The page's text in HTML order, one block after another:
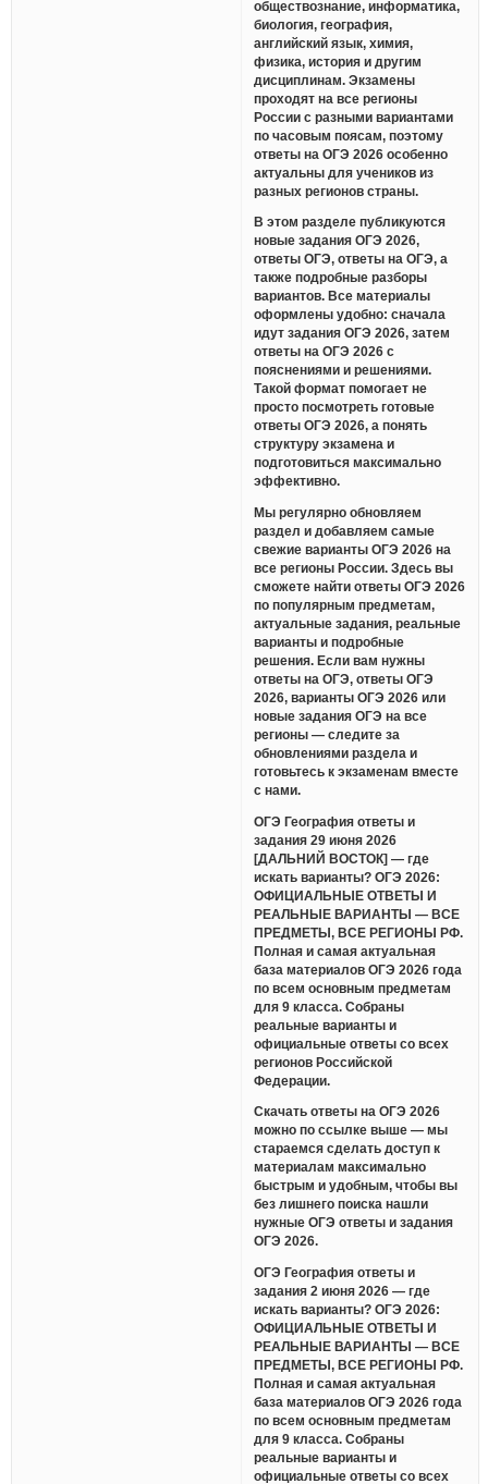
обществознание, информатика,
биология, география,
английский язык, химия,
физика, история и другим
дисциплинам. Экзамены
проходят на все регионы
России с разными вариантами
по часовым поясам, поэтому
ответы на ОГЭ 2026 особенно
актуальны для учеников из
разных регионов страны.
В этом разделе публикуются
новые задания ОГЭ 2026,
ответы ОГЭ, ответы на ОГЭ, а
также подробные разборы
вариантов. Все материалы
оформлены удобно: сначала
идут задания ОГЭ 2026, затем
ответы на ОГЭ 2026 с
пояснениями и решениями.
Такой формат помогает не
просто посмотреть готовые
ответы ОГЭ 2026, а понять
структуру экзамена и
подготовиться максимально
эффективно.
Мы регулярно обновляем
раздел и добавляем самые
свежие варианты ОГЭ 2026 на
все регионы России. Здесь вы
сможете найти ответы ОГЭ 2026
по популярным предметам,
актуальные задания, реальные
варианты и подробные
решения. Если вам нужны
ответы на ОГЭ, ответы ОГЭ
2026, варианты ОГЭ 2026 или
новые задания ОГЭ на все
регионы — следите за
обновлениями раздела и
готовьтесь к экзаменам вместе
с нами.
ОГЭ География ответы и
задания 29 июня 2026
[ДАЛЬНИЙ ВОСТОК] — где
искать варианты? ОГЭ 2026:
ОФИЦИАЛЬНЫЕ ОТВЕТЫ И
РЕАЛЬНЫЕ ВАРИАНТЫ — ВСЕ
ПРЕДМЕТЫ, ВСЕ РЕГИОНЫ РФ.
Полная и самая актуальная
база материалов ОГЭ 2026 года
по всем основным предметам
для 9 класса. Собраны
реальные варианты и
официальные ответы со всех
регионов Российской
Федерации.
Скачать ответы на ОГЭ 2026
можно по ссылке выше — мы
стараемся сделать доступ к
материалам максимально
быстрым и удобным, чтобы вы
без лишнего поиска нашли
нужные ОГЭ ответы и задания
ОГЭ 2026.
ОГЭ География ответы и
задания 2 июня 2026 — где
искать варианты? ОГЭ 2026:
ОФИЦИАЛЬНЫЕ ОТВЕТЫ И
РЕАЛЬНЫЕ ВАРИАНТЫ — ВСЕ
ПРЕДМЕТЫ, ВСЕ РЕГИОНЫ РФ.
Полная и самая актуальная
база материалов ОГЭ 2026 года
по всем основным предметам
для 9 класса. Собраны
реальные варианты и
официальные ответы со всех